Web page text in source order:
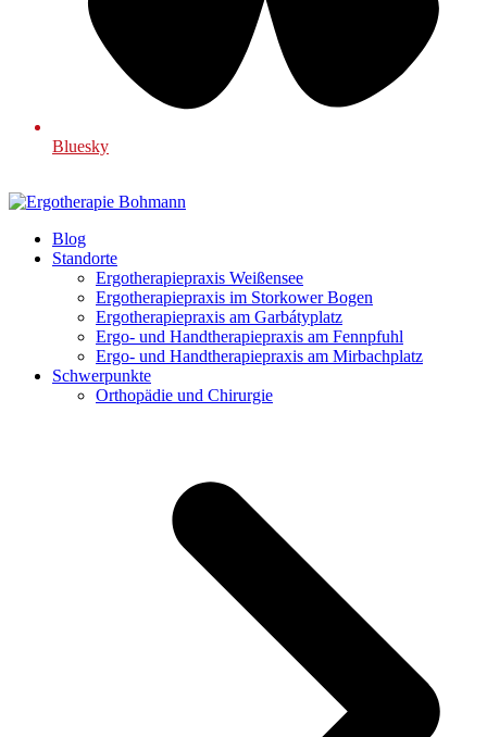
Bluesky
Blog
Standorte
Ergotherapiepraxis Weißensee
Ergotherapiepraxis im Storkower Bogen
Ergotherapiepraxis am Garbátyplatz
Ergo- und Handtherapiepraxis am Fennpfuhl
Ergo- und Handtherapiepraxis am Mirbachplatz
Schwerpunkte
Orthopädie und Chirurgie